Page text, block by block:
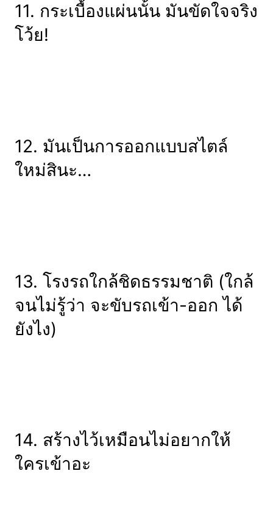
11. กระเบื้องแผ่นนั้น มันขัดใจจริง
โว้ย!
12. มันเป็นการออกแบบสไตล์
ใหม่สินะ…
13. โรงรถใกล้ชิดธรรมชาติ (ใกล้
จนไม่รู้ว่า จะขับรถเข้า-ออก ได้
ยังไง)
14. สร้างไว้เหมือนไม่อยากให้
ใครเข้าอะ